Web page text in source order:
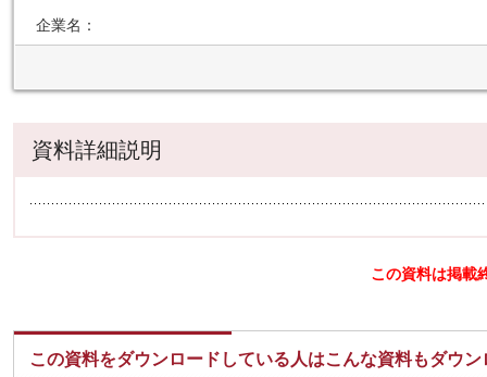
企業名：
資料詳細説明
この資料は掲載
この資料をダウンロードしている人はこんな資料もダウ